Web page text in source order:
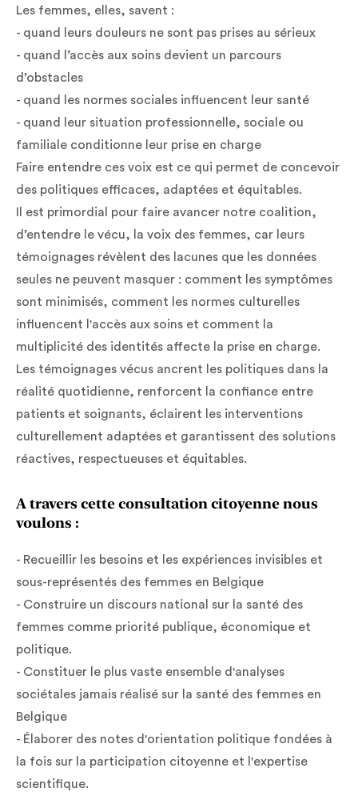
Les femmes, elles, savent :
- quand leurs douleurs ne sont pas prises au sérieux
- quand l’accès aux soins devient un parcours
d’obstacles
- quand les normes sociales influencent leur santé
- quand leur situation professionnelle, sociale ou
familiale conditionne leur prise en charge
Faire entendre ces voix est ce qui permet de concevoir
des politiques efficaces, adaptées et équitables.
Il est primordial pour faire avancer notre coalition,
d’entendre le vécu, la voix des femmes, car leurs
témoignages révèlent des lacunes que les données
seules ne peuvent masquer : comment les symptômes
sont minimisés, comment les normes culturelles
influencent l'accès aux soins et comment la
multiplicité des identités affecte la prise en charge.
Les témoignages vécus ancrent les politiques dans la
réalité quotidienne, renforcent la confiance entre
patients et soignants, éclairent les interventions
culturellement adaptées et garantissent des solutions
réactives, respectueuses et équitables.
A travers cette consultation citoyenne nous
voulons :
- Recueillir les besoins et les expériences invisibles et
sous-représentés des femmes en Belgique
- Construire un discours national sur la santé des
femmes comme priorité publique, économique et
politique.
- Constituer le plus vaste ensemble d'analyses
sociétales jamais réalisé sur la santé des femmes en
Belgique
- Élaborer des notes d'orientation politique fondées à
la fois sur la participation citoyenne et l'expertise
scientifique.